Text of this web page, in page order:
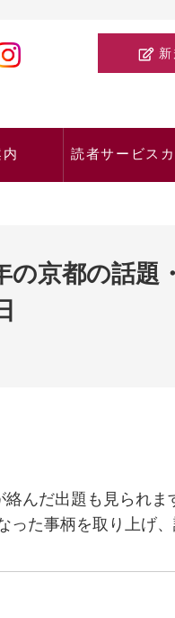
読者サービス
の京都の話題
んだ出題も見られ
た事柄を取り上げ